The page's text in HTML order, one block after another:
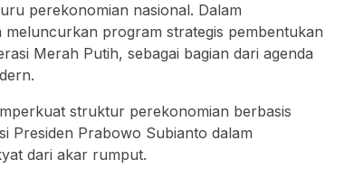
perekonomian nasional. Dalam
meluncurkan program strategis pembentukan
Merah Putih, sebagai bagian dari agenda
struktur perekonomian berbasis
Presiden Prabowo Subianto dalam
dari akar rumput.